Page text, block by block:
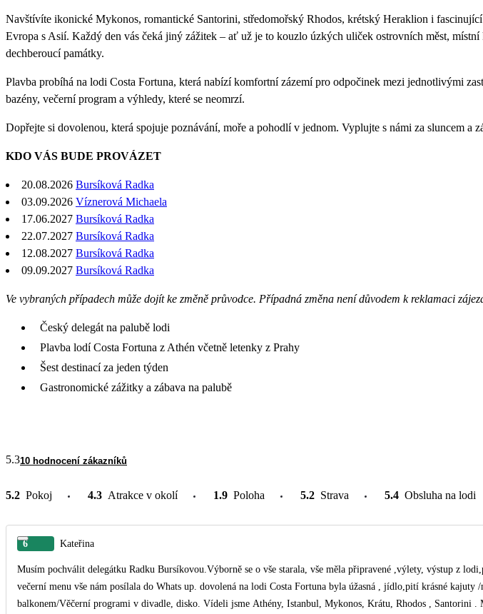
Navštívíte ikonické Mykonos, romantické Santorini, středomořský Rhodos, krétský Heraklion i fascinující
Evropa s Asií. Každý den vás čeká jiný zážitek – ať už je to kouzlo úzkých uliček ostrovních měst, místní
dechberoucí památky.
Plavba probíhá na lodi Costa Fortuna, která nabízí komfortní zázemí pro odpočinek mezi jednotlivými
bazény, večerní program a výhledy, které se neomrzí.
Dopřejte si dovolenou, která spojuje poznávání, moře a pohodlí v jednom. Vyplujte s námi za sluncem a
KDO VÁS BUDE PROVÁZET
20.08.2026 Bursíková Radka
03.09.2026 Víznerová Michaela
17.06.2027 Bursíková Radka
22.07.2027 Bursíková Radka
12.08.2027 Bursíková Radka
09.09.2027 Bursíková Radka
Ve vybraných případech může dojít ke změně průvodce. Případná změna není důvodem k reklamaci
Český delegát na palubě lodi
Plavba lodí Costa Fortuna z Athén včetně letenky z Prahy
Šest destinací za jeden týden
Gastronomické zážitky a zábava na palubě
5.310 hodnocení zákazníků
5.2 Pokoj 4.3 Atrakce v okolí 1.9 Poloha 5.2 Strava 5.4 Obsluha na lodi
6 Kateřina
Musím pochválit delegátku Radku Bursíkovou.Výborně se o vše starala, vše měla připravené ,výlety, výstup z
večerní menu vše nám posílala do Whats up. dovolená na lodi Costa Fortuna byla úžasná , jídlo,pití krásné kajuty /měli jsme kajutu s
balkonem/Věčerní programi v divadle, disko. Vídeli jsme Athény, Istanbul, Mykonos, Krátu, Rhodos , Santorini .